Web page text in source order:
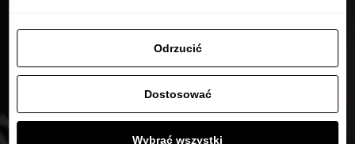
Leki w samolocie – czy
Odrzucić
Dostosować
Wybrać wszystki